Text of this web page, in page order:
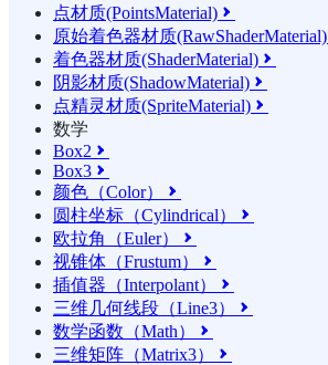
点材质(PointsMaterial) 
原始着色器材质(RawShaderMaterial)
着色器材质(ShaderMaterial) 
阴影材质(ShadowMaterial) 
点精灵材质(SpriteMaterial) 
数学
Box2 
Box3 
颜色（Color） 
圆柱坐标（Cylindrical） 
欧拉角（Euler） 
视锥体（Frustum） 
插值器（Interpolant） 
三维几何线段（Line3） 
数学函数（Math） 
三维矩阵（Matrix3） 